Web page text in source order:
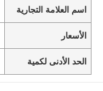
اسم العلامة التجارية
الأسعار
الحد الأدنى لكمية